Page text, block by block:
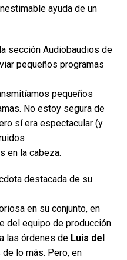
ayuda de un
sección Audiobaudios de
pequeños programas
pequeños
No estoy segura de
sí era espectacular (y
en la cabeza.
destacada de su
en su conjunto, en
del equipo de producción
las órdenes de Luis del
lo más. Pero, en